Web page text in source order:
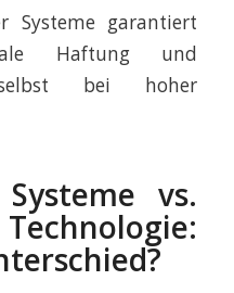
Systeme garantiert
Haftung und
selbst bei hoher
vs.